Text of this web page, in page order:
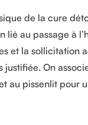
de la cure
lié au passage à
et la sollicitation
On
au pissenlit pour